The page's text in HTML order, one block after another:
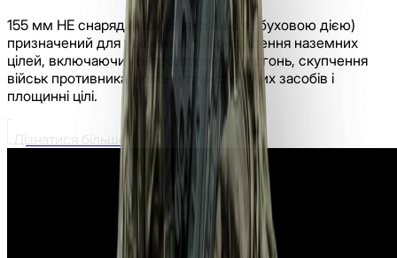
155 мм HE снаряд M107 (з високою вибуховою дією)
призначений для ураження та придушення наземних
цілей, включаючи контрбатарейний вогонь, скупчення
військ противника, колони транспортних засобів і
площинні цілі.
Дізнатися більше